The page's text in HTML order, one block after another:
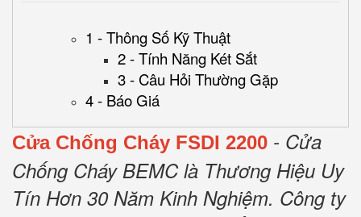
1 - Thông Số Kỹ Thuật
2 - Tính Năng Két Sắt
3 - Câu Hỏi Thường Gặp
4 - Báo Giá
Cửa Chống Cháy FSDI 2200 - Cửa
Chống Cháy BEMC là Thương Hiệu Uy
Tín Hơn 30 Năm Kinh Nghiệm. Công ty